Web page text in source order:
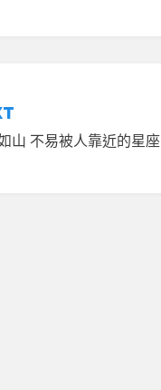
山 不易被人靠近的星座